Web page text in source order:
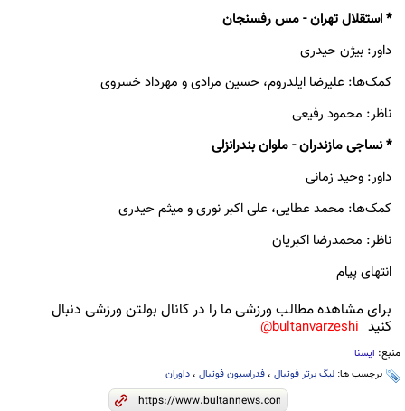
* استقلال تهران - مس رفسنجان
داور: بیژن حیدری
کمک‌ها: علیرضا ایلدروم، حسین مرادی و مهرداد خسروی
ناظر: محمود رفیعی
* نساجی مازندران - ملوان بندرانزلی
داور: وحید زمانی
کمک‌ها: محمد عطایی، علی اکبر نوری و میثم حیدری
ناظر: محمدرضا اکبریان
انتهای پیام
برای مشاهده مطالب ورزشی ما را در کانال بولتن ورزشی دنبال
کنید bultanvarzeshi@
منبع: ایسنا
برچسب ها: لیگ برتر فوتبال ، فدراسیون فوتبال ، داوران